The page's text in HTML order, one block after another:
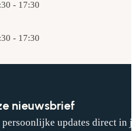
- 17:30
- 17:30
nieuwsbrief
updates direct in